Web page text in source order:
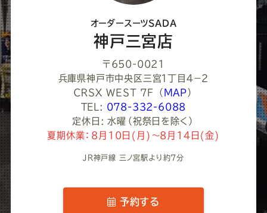
い
オーダースーツSADA
神戸三宮店
〒650-0021
兵庫県神戸市中央区三宮１丁目４−２
ＣＲＳＸ ＷＥＳＴ 7F
（ MAP ）
TEL: 078-332-6088
定休日: 水曜（祝祭日を除く）
夏期休業：8月10日(月)～8月14日(金)
JR神戸線 三ノ宮駅より約7分
予約する